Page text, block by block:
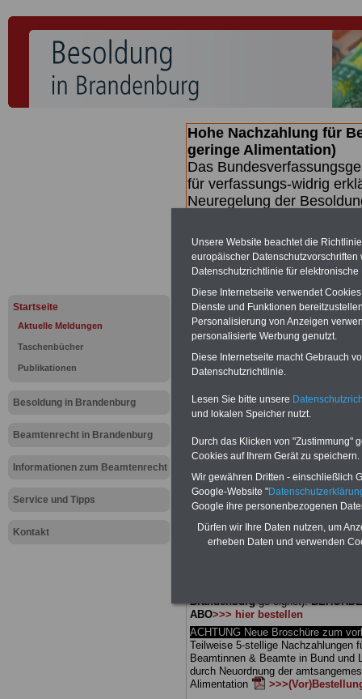
Startseite
Aktuelle Meldungen
Taschenbücher
Publikationen
Besoldung in Brandenburg
Beamtenrecht in Brandenburg
Informationen zum Beamtenrecht
Service und Tipps
Kontakt
Hohe Nachzahlung für
geringe Alimentation)
Das
für verfassungs-widrig
Neuregelung der
Nachzahlungen
Beamtezwischen mind.
SERVICE gibt hierzu
dem Beschluss des
wird (wahrscheinlich im
Broschüre.
Meldung
BEHÖRDEN-ABO mit 3 Ratgebern
25,00 Euro: Wissenswertes für
und Beamte, Beamten-
(Bund/Länder) sowie Beihilferecht
Ländern. Alle drei Ratgeber sind
Brandenburgge-eignet).
ABO>>> hier bestellen
ACHTUNG Neue Broschüre zum
Teilweise 5-stellige Nachzahlungen
Beamtinnen & Beamte in Bund und
durch Neuordnung der
Alimentation
Unsere Website beachtet die
europäischer
Datenschutzrichtlinie für
Diese Internetseite verwendet
Dienste und Funktionen
Personalisierung von Anzeigen
personalisierte Werbung genutzt.
Diese Internetseite macht Gebrauch
Datenschutzrichtlinie.
Lesen Sie bitte unsere
und lokalen Speicher nutzt.
Durch das Klicken von "Zustimmung"
Cookies auf Ihrem Gerät zu speichern.
Wir gewähren Dritten - einschließlich
Google-Website "
Google ihre personenbezogenen
Dürfen wir Ihre Daten nutzen, um
erheben Daten und verwenden